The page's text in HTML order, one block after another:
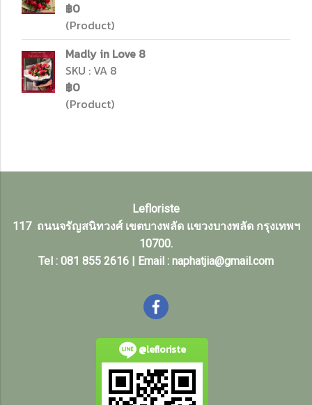
฿0
(Product)
Madly in Love 8
SKU : VA 8
฿0
(Product)
Lefloriste
117 ถนนจรัญสนิทวงศ์ เขตบางพลัด แขวงบางพลัด กรุงเทพฯ
10700.
Tel : 081 855 2616 | Email : naphatjia@gmail.com
@lefloriste